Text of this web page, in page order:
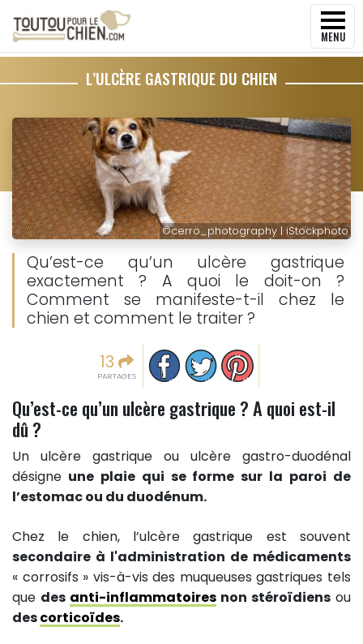
MENU
L’ULCÈRE GASTRIQUE DU CHIEN
©cerro_photography | iStockphoto
Qu’est-ce qu’un ulcère gastrique
exactement ? A quoi le doit-on ?
Comment se manifeste-t-il chez le
chien et comment le traiter ?
13
PARTAGES
Partager sur facebook
Partager sur Twitter
Epingler sur Pinterest
Qu’est-ce qu’un ulcère gastrique ? A quoi est-il
dû ?
Un ulcère gastrique ou ulcère gastro-duodénal
désigne une plaie qui se forme sur la paroi de
l’estomac ou du duodénum.
Chez le chien, l’ulcère gastrique est souvent
secondaire à l'administration de médicaments
« corrosifs » vis-à-vis des muqueuses gastriques tels
que des anti-inflammatoires non stéroïdiens ou
descorticoïdes.